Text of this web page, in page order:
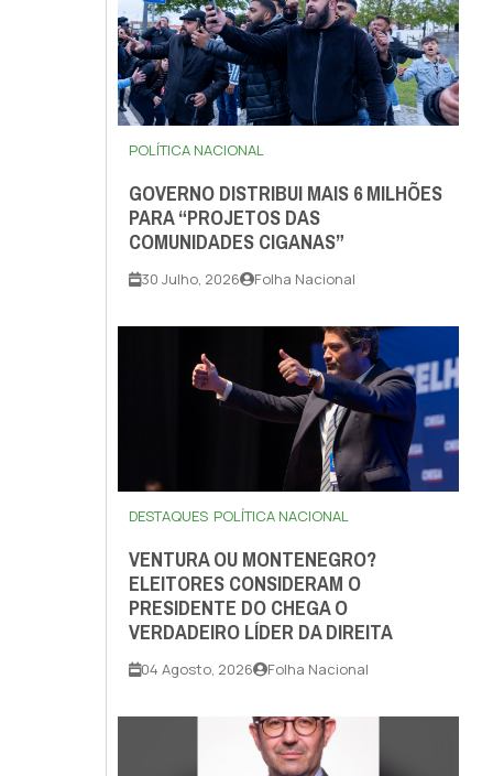
POLÍTICA NACIONAL
GOVERNO DISTRIBUI MAIS 6 MILHÕES
PARA “PROJETOS DAS
COMUNIDADES CIGANAS”
30 Julho, 2026 Folha Nacional
DESTAQUES POLÍTICA NACIONAL
VENTURA OU MONTENEGRO?
ELEITORES CONSIDERAM O
PRESIDENTE DO CHEGA O
VERDADEIRO LÍDER DA DIREITA
04 Agosto, 2026 Folha Nacional